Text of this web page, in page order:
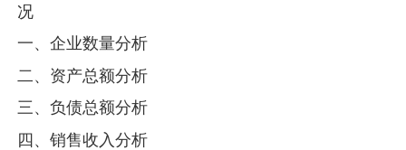
况
一、企业数量分析
二、资产总额分析
三、负债总额分析
四、销售收入分析